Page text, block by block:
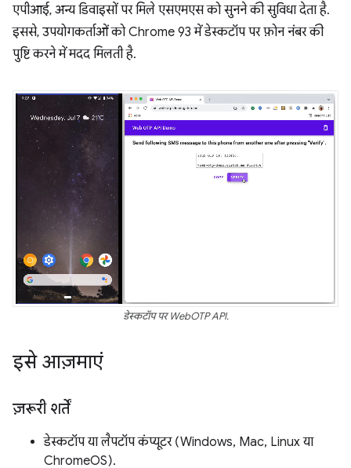
एपीआई, अन्य डिवाइसों पर मिले एसएमएस को सुनने की सुविधा देता है.
इससे, उपयोगकर्ताओं को Chrome 93 में डेस्कटॉप पर फ़ोन नंबर की
पुष्टि करने में मदद मिलती है.
डेस्कटॉप पर WebOTP API.
इसे आज़माएं
ज़रूरी शर्तें
डेस्कटॉप या लैपटॉप कंप्यूटर (Windows, Mac, Linux या
ChromeOS).